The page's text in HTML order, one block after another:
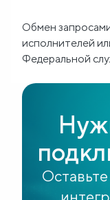
Блог
О
нас
Обмен
исполнителей
Федеральной